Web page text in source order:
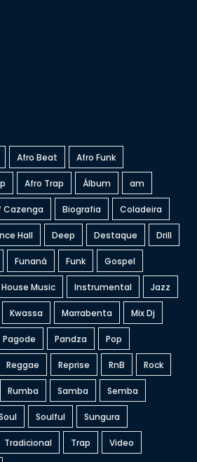
Afro Beat Afro Funk
Afro Trap Álbum am
Cazenga Biografia Coladeira
Hall Deep Destaque Drill
Funaná Funk Gospel
House Music Instrumental Jazz
Kwassa Marrabenta Mix Dj
Pagode Pandza Pop
Reggae Reprise RnB Rock
Rumba Samba Semba
Soulful Sungura
Tradicional Trap Video